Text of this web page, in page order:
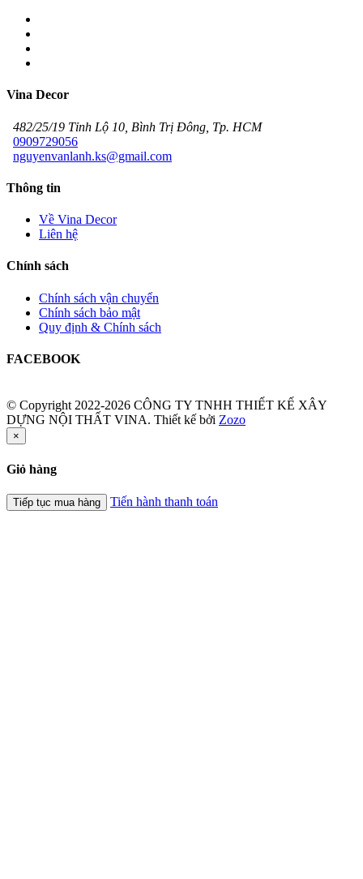
Vina Decor
482/25/19 Tỉnh Lộ 10, Bình Trị Đông, Tp. HCM
0909729056
nguyenvanlanh.ks@gmail.com
Thông tin
Về Vina Decor
Liên hệ
Chính sách
Chính sách vận chuyển
Chính sách bảo mật
Quy định & Chính sách
FACEBOOK
© Copyright 2022-2026 CÔNG TY TNHH THIẾT KẾ XÂY
DỰNG NỘI THẤT VINA. Thiết kế bởi Zozo
×
Giỏ hàng
Tiếp tục mua hàng Tiến hành thanh toán